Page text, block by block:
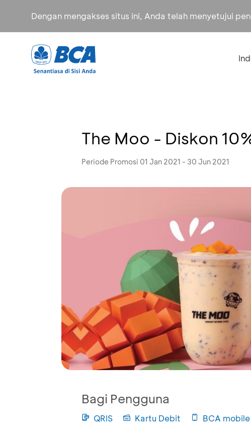
Dengan mengakses situs ini, Anda telah menyetujui
The Moo - Diskon
Periode Promosi 01 Jan 2021 - 30 Jun 2021
Bagi Pengguna
QRIS Kartu Debit BCA mobile